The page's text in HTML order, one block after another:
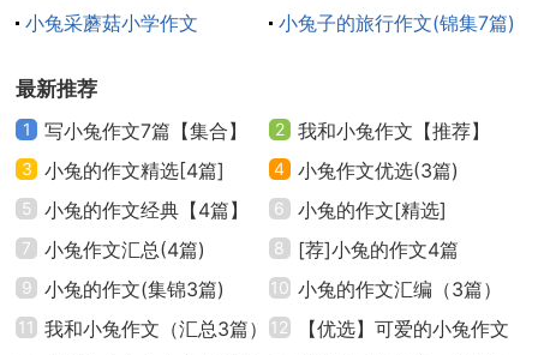
后来他们都累了，他们回来水晶村各自回家了。
小兔子的旅行作文3
从前，有一片茂密的大森林，大森林里鸟栖虫居，
各种各样的小动物跑来跑去。
有一天，一只小兔子去旅游，他把旅游点选择在离
他家最近的大山。
到了中午，小兔子收拾好背包，就去他选择的旅游
反思
小兔采蘑菇小学作文
小兔子的旅行作文(锦集7篇)
最新推荐
1 写小兔作文7篇【集合】 2 我和小兔作文【推荐】
3 小兔的作文精选[4篇] 4 小兔作文优选(3篇)
5 小兔的作文经典【4篇】 6 小兔的作文[精选]
7 小兔作文汇总(4篇) 8 [荐]小兔的作文4篇
9 小兔的作文(集锦3篇) 10 小兔的作文汇编（3篇）
11 我和小兔作文（汇总3篇） 12 【优选】可爱的小兔作文